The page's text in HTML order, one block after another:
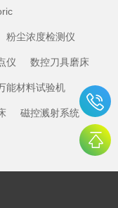
粉尘浓度检测仪
仪 数控刀具磨床
能材料试验机
磁控溅射系统